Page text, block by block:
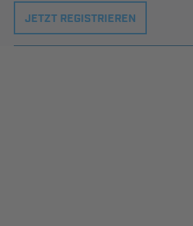
JETZT REGISTRIEREN